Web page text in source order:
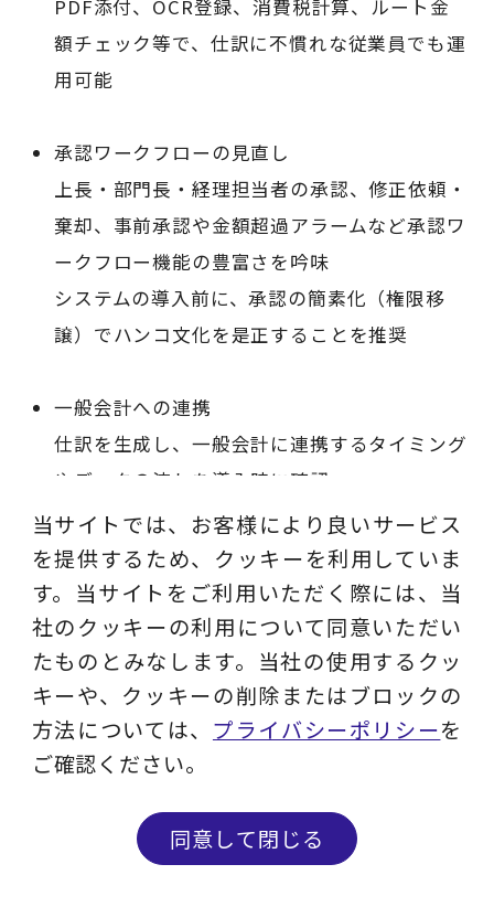
PDF添付、OCR登録、消費税計算、ルート金
額チェック等で、仕訳に不慣れな従業員でも運
用可能
承認ワークフローの見直し
上長・部門長・経理担当者の承認、修正依頼・
棄却、事前承認や金額超過アラームなど承認ワ
ークフロー機能の豊富さを吟味
システムの導入前に、承認の簡素化（権限移
譲）でハンコ文化を是正することを推奨
一般会計への連携
仕訳を生成し、一般会計に連携するタイミング
やデータの流れを導入時に確認
クラウドサービスの活用
ライトユーザー対応やライセンス料の増大回
避、分かり易いユーザーインターフェースなど
でクラウドサービスの採用も検討
問い合わせる メルマガ登録
当サイトでは、お客様により良いサービス
を提供するため、クッキーを利用していま
す。当サイトをご利用いただく際には、当
社のクッキーの利用について同意いただい
たものとみなします。当社の使用するクッ
キーや、クッキーの削除またはブロックの
方法については、 プライバシーポリシーを
ご確認ください。
同意して閉じる